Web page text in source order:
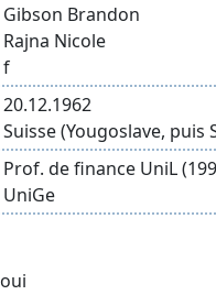
Gibson Brandon
Rajna Nicole
f
20.12.1962
Suisse (Yougoslave, puis
Prof. de finance UniL
UniGe
oui